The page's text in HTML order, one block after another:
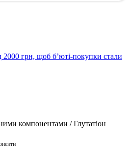
2000 грн, щоб б’юті-покупки стали
компонентами / Глутатіон